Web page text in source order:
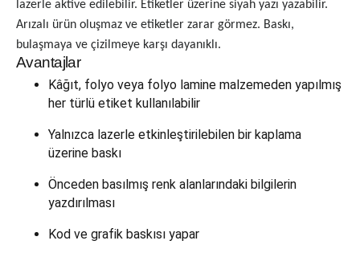
lazerle aktive edilebilir. Etiketler üzerine siyah yazı yazabilir.
Arızalı ürün oluşmaz ve etiketler zarar görmez. Baskı,
bulaşmaya ve çizilmeye karşı dayanıklı.
Avantajlar
Kâğıt, folyo veya folyo lamine malzemeden yapılmış
her türlü etiket kullanılabilir
Yalnızca lazerle etkinleştirilebilen bir kaplama
üzerine baskı
Önceden basılmış renk alanlarındaki bilgilerin
yazdırılması
Kod ve grafik baskısı yapar